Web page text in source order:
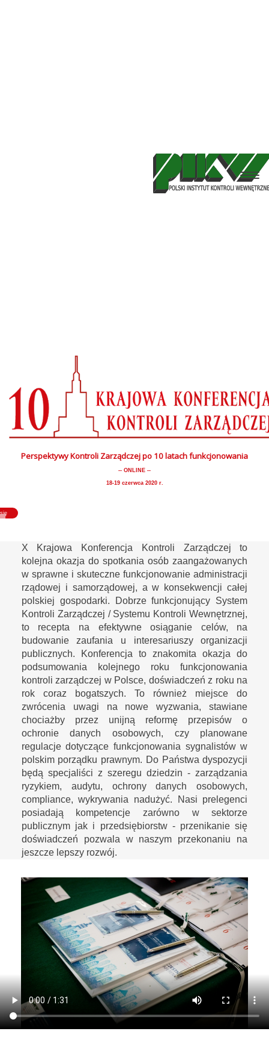
Perspektywy Kontroli Zarządczej po 10 latach funkcjonowania
-- ONLINE --
18-19 czerwca 2020 r.
się
X Krajowa Konferencja Kontroli Zarządczej to
kolejna okazja do spotkania osób zaangażowanych
w sprawne i skuteczne funkcjonowanie administracji
rządowej i samorządowej, a w konsekwencji całej
polskiej gospodarki. Dobrze funkcjonujący System
Kontroli Zarządczej / Systemu Kontroli Wewnętrznej,
to recepta na efektywne osiąganie celów, na
budowanie zaufania u interesariuszy organizacji
publicznych. Konferencja to znakomita okazja do
podsumowania kolejnego roku funkcjonowania
kontroli zarządczej w Polsce, doświadczeń z roku na
rok coraz bogatszych. To również miejsce do
zwrócenia uwagi na nowe wyzwania, stawiane
chociażby przez unijną reformę przepisów o
ochronie danych osobowych, czy planowane
regulacje dotyczące funkcjonowania sygnalistów w
polskim porządku prawnym. Do Państwa dyspozycji
będą specjaliści z szeregu dziedzin - zarządzania
ryzykiem, audytu, ochrony danych osobowych,
compliance, wykrywania nadużyć. Nasi prelegenci
posiadają kompetencje zarówno w sektorze
publicznym jak i przedsiębiorstw - przenikanie się
doświadczeń pozwala w naszym przekonaniu na
jeszcze lepszy rozwój.